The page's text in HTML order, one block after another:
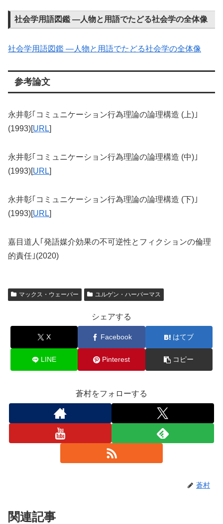
社会学用語図鑑 ―人物と用語でたどる社会学の全体像
社会学用語図鑑 ―人物と用語でたどる社会学の全体像
参考論文
永井彰｢コミュニケーション行為理論の論理構造 (上)｣
(1993)[URL]
永井彰｢コミュニケーション行為理論の論理構造 (中)｣
(1993)[URL]
永井彰｢コミュニケーション行為理論の論理構造 (下)｣
(1993)[URL]
嘉目道人｢発語媒介効果の不可逆性とフィクションの倫理
的責任｣(2020)
マックス・ウェーバー ユルゲン・ハーバーマス
シェアする
X Facebook はてブ
LINE Pinterest コピー
蒼村をフォローする
蒼村
関連記事